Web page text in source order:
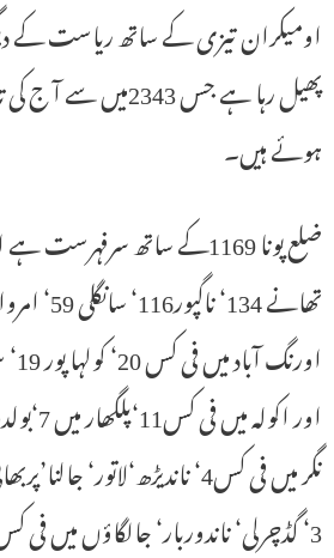
اومیکران تیزی کے ساتھ ریاست کے
ہوئے ہیں۔
نگر میں فی کس4‘ ناندیڑھ‘لاتور‘